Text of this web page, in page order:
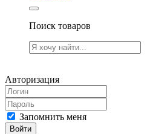
Поиск товаров
Авторизация
Запомнить меня
Войти